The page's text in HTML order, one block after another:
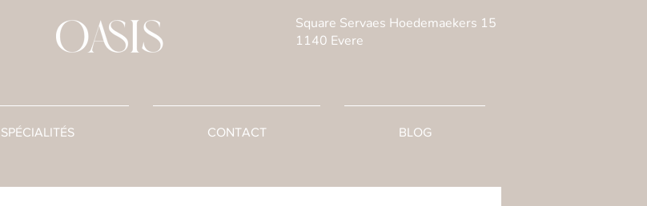
CONTACT BLOG
Square Servaes Hoedemaekers 15
1140 Evere